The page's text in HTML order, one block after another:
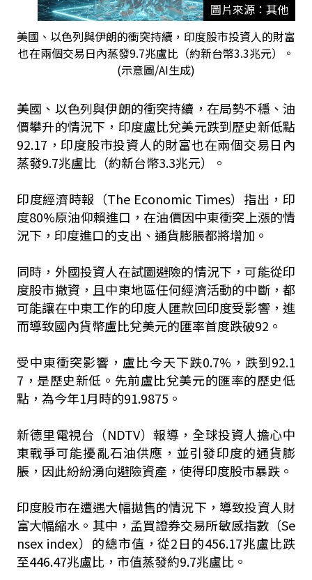
圖片來源：其他
美國、以色列與伊朗的衝突持續，印度股市投資人的財富
也在兩個交易日內蒸發9.7兆盧比（約新台幣3.3兆元）。
(示意圖/AI生成)
美國、以色列與伊朗的衝突持續，在局勢不穩、油
價攀升的情況下，印度盧比兌美元跌到歷史新低點
92.17，印度股市投資人的財富也在兩個交易日內
蒸發9.7兆盧比（約新台幣3.3兆元）。
印度經濟時報（The Economic Times）指出，印
度80%原油仰賴進口，在油價因中東衝突上漲的情
況下，印度進口的支出、通貨膨脹都將增加。
同時，外國投資人在試圖避險的情況下，可能從印
度股市撤資，且中東地區任何經濟活動的中斷，都
可能讓在中東工作的印度人匯款回印度受影響，進
而導致國內貨幣盧比兌美元的匯率首度跌破92。
受中東衝突影響，盧比今天下跌0.7%，跌到92.1
7，是歷史新低。先前盧比兌美元的匯率的歷史低
點，為今年1月時的91.9875。
新德里電視台（NDTV）報導，全球投資人擔心中
東戰爭可能擾亂石油供應，並引發印度的通貨膨
脹，因此紛紛湧向避險資產，使得印度股市暴跌。
印度股市在遭遇大幅拋售的情況下，導致投資人財
富大幅縮水。其中，孟買證券交易所敏感指數（Se
nsex index）的總市值，從2日的456.17兆盧比跌
至446.47兆盧比，市值蒸發約9.7兆盧比。